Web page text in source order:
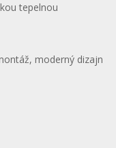
tepelnou
moderný dizajn